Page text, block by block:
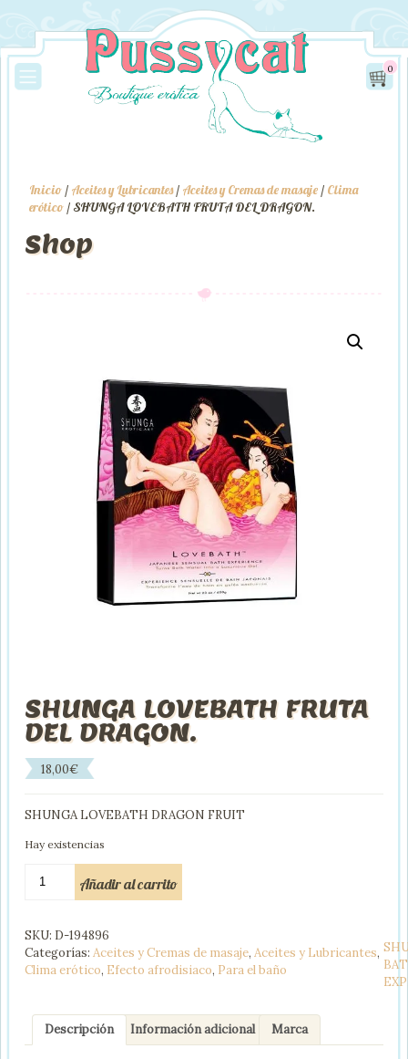
0
Inicio / Aceites y Lubricantes/ Aceites y Cremas de masaje / Clima
erótico / SHUNGA LOVEBATH FRUTA DEL DRAGON.
Shop
SHUNGA LOVEBATH FRUTA
DEL DRAGON.
18,00€
SHUNGA LOVEBATH DRAGON FRUIT
Hay existencias
LOVEBATH
DRAGON.
cantidad
Añadir al carrito
SKU: D-194896
Categorías: Aceites y Cremas de masaje, Aceites y Lubricantes,
Clima erótico, Efecto afrodisiaco, Para el baño
Descripción Información adicional Marca